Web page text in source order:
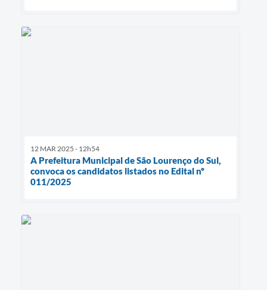
12 MAR 2025 - 12h54
A Prefeitura Municipal de São Lourenço do Sul,
convoca os candidatos listados no Edital nº
011/2025